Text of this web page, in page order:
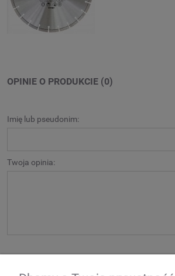
OPINIE O PRODUKCIE (0)
Imię lub pseudonim:
Twoja opinia: